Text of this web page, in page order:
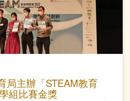
局主辦「STEAM教育
組比賽金獎